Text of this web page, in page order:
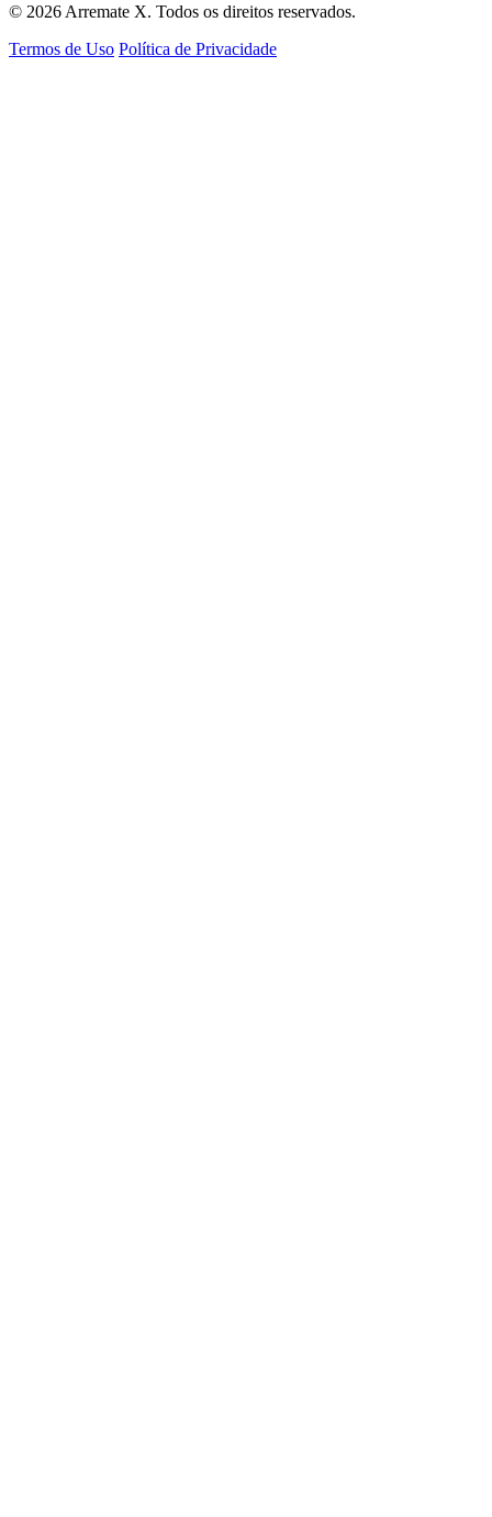
© 2026 Arremate X. Todos os direitos reservados.
Termos de Uso Política de Privacidade